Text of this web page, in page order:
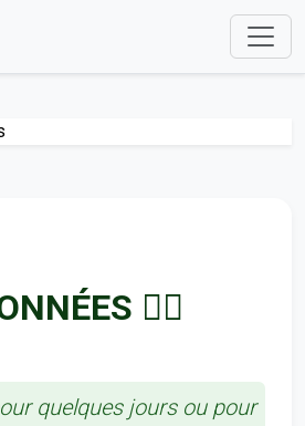
🏃‍♂️
quelques jours ou pour